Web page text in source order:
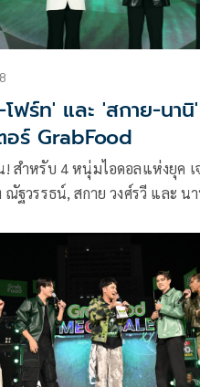
โฟร์ท' และ 'สกาย-นา
อร์ GrabFood
! สำหรับ 4 หนุ่มไอดอลแห่งยุค
ฐวรรธน์, สกาย วงศ์รวี และ น
พรีเซ็นเตอร์ใหม่ในรอบ 4 ปีขอ
มทัพความร้อนแรงร่วมกับ เบลล่
าเดอร์ขวัญใจคนไทย